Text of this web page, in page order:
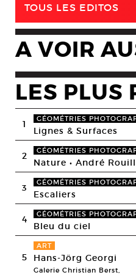
TOUS LES EDITOS
A VOIR
LES PLUS
1 GÉOMÉTRIES
Lignes & Surfaces
2 GÉOMÉTRIES
Nature • André
3 GÉOMÉTRIES
Escaliers
4 GÉOMÉTRIES
Bleu du ciel
5
ART
Hans-Jörg Georgi
Galerie Christian Berst,